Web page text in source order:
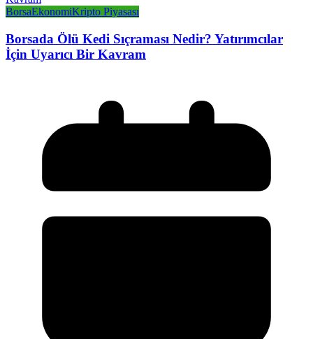
BorsaEkonomiKripto Piyasası
Borsada Ölü Kedi Sıçraması Nedir? Yatırımcılar
İçin Uyarıcı Bir Kavram